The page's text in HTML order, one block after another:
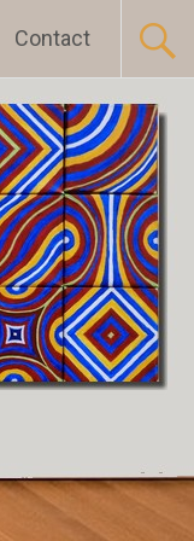
Contact